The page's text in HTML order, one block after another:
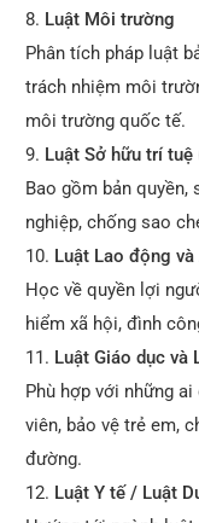
Luật Môi trường
Phân tích pháp luật
trách nhiệm môi
môi trường quốc tế.
Luật Sở hữu trí tuệ
Bao gồm bản quyền,
nghiệp, chống sao
Luật Lao động
Học về quyền lợi
hiểm xã hội, đình
Luật Giáo dục và
Phù hợp với những
viên, bảo vệ trẻ em,
đường.
Luật Y tế / Luật